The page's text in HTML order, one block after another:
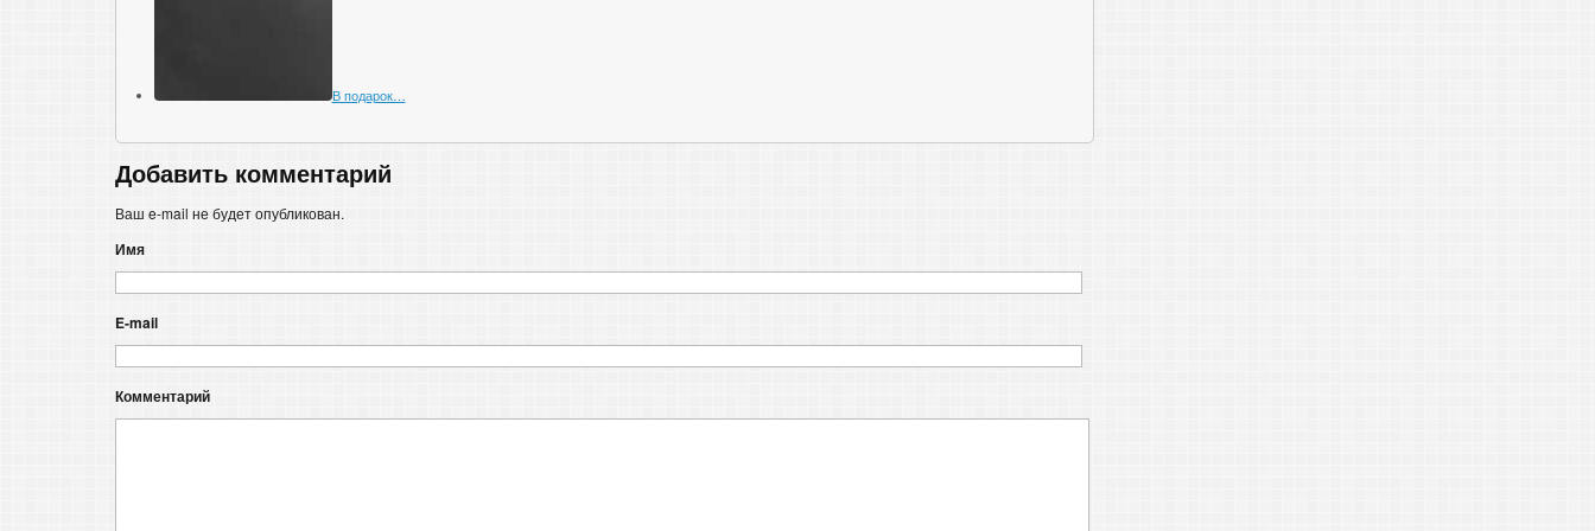
В подарок…
Добавить комментарий
Ваш e-mail не будет опубликован.
Имя
E-mail
Комментарий